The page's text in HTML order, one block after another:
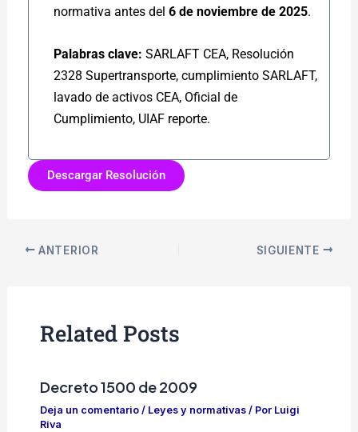
normativa antes del6 de noviembre de 2025.
Palabras clave: SARLAFT CEA, Resolución
2328 Supertransporte, cumplimiento SARLAFT,
lavado de activos CEA, Oficial de
Cumplimiento, UIAF reporte.
Descargar Resolución
ANTERIOR SIGUIENTE
Related Posts
Decreto 1500 de 2009
Deja un comentario / Leyes y normativas/ Por Luigi
Riva